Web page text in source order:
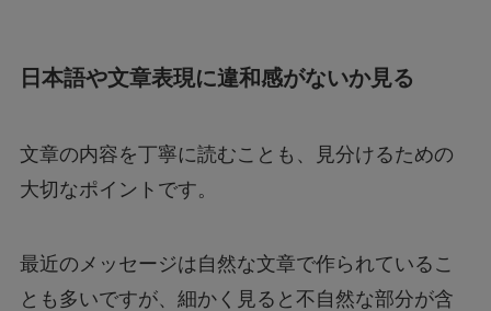
日本語や文章表現に違和感がないか見る
文章の内容を丁寧に読むことも、見分けるための
大切なポイントです。
最近のメッセージは自然な文章で作られているこ
とも多いですが、細かく見ると不自然な部分が含